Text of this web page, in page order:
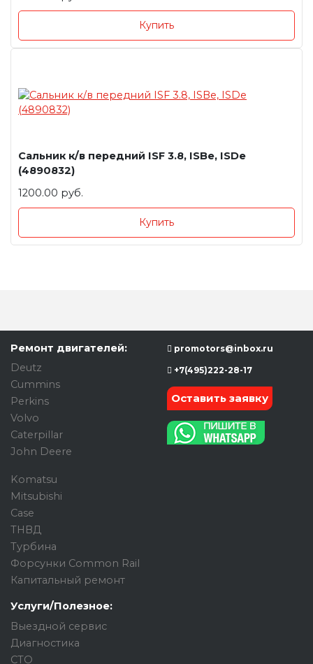
Купить
Сальник к/в передний ISF 3.8, ISBe, ISDe
(4890832)
1200.00 руб.
Купить
Ремонт двигателей:
Deutz
Cummins
Perkins
Volvo
Caterpillar
John Deere
Komatsu
Mitsubishi
Case
ТНВД
Турбина
Форсунки Common Rail
Капитальный ремонт
Услуги/Полезное:
Выездной сервис
Диагностика
СТО
promotors@inbox.ru
+7(495)222-28-17
Оставить заявку